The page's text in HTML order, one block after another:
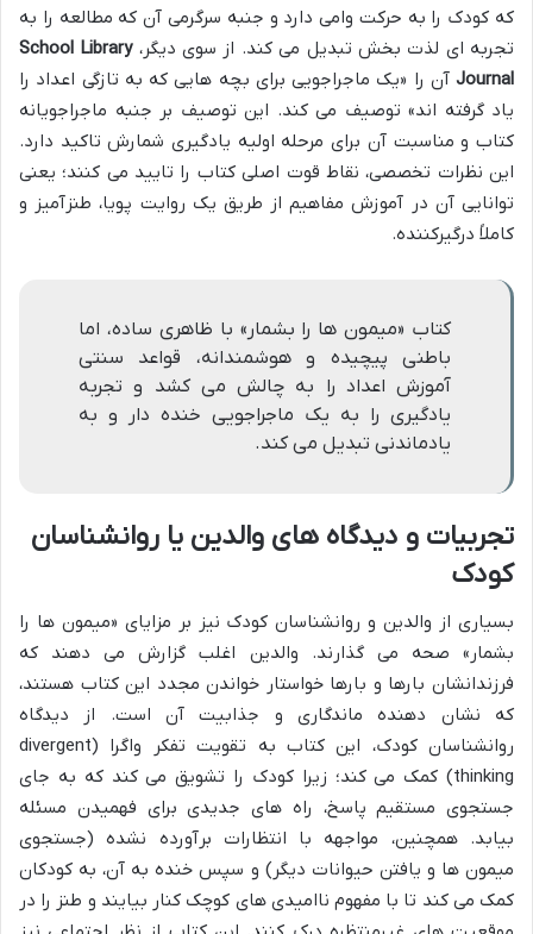
که کودک را به حرکت وامی دارد و جنبه سرگرمی آن که مطالعه را به
تجربه ای لذت بخش تبدیل می کند. از سوی دیگر،School Library
Journal آن را «یک ماجراجویی برای بچه هایی که به تازگی اعداد را
یاد گرفته اند» توصیف می کند. این توصیف بر جنبه ماجراجویانه
کتاب و مناسبت آن برای مرحله اولیه یادگیری شمارش تاکید دارد.
این نظرات تخصصی، نقاط قوت اصلی کتاب را تایید می کنند؛ یعنی
توانایی آن در آموزش مفاهیم از طریق یک روایت پویا، طنزآمیز و
کاملاً درگیرکننده.
کتاب «میمون ها را بشمار» با ظاهری ساده، اما
باطنی پیچیده و هوشمندانه، قواعد سنتی
آموزش اعداد را به چالش می کشد و تجربه
یادگیری را به یک ماجراجویی خنده دار و به
یادماندنی تبدیل می کند.
تجربیات و دیدگاه های والدین یا روانشناسان
کودک
بسیاری از والدین و روانشناسان کودک نیز بر مزایای «میمون ها را
بشمار» صحه می گذارند. والدین اغلب گزارش می دهند که
فرزندانشان بارها و بارها خواستار خواندن مجدد این کتاب هستند،
که نشان دهنده ماندگاری و جذابیت آن است. از دیدگاه
روانشناسان کودک، این کتاب به تقویت تفکر واگرا (divergent
thinking) کمک می کند؛ زیرا کودک را تشویق می کند که به جای
جستجوی مستقیم پاسخ، راه های جدیدی برای فهمیدن مسئله
بیابد. همچنین، مواجهه با انتظارات برآورده نشده (جستجوی
میمون ها و یافتن حیوانات دیگر) و سپس خنده به آن، به کودکان
کمک می کند تا با مفهوم ناامیدی های کوچک کنار بیایند و طنز را در